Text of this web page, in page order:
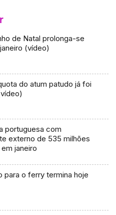
de Natal prolonga-se
(vídeo)
do atum patudo já foi
portuguesa com
externo de 535 milhões
janeiro
para o ferry termina hoje